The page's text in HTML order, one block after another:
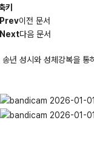
키
Prev이전 문서
Next다음 문서
송년 성시와 성체강복을 통